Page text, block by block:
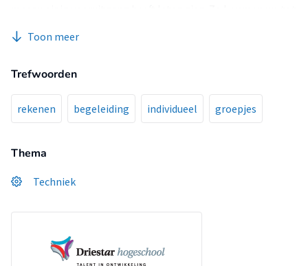
kinderen het meeste leereffect opbrengt.
Toon meer
Trefwoorden
rekenen begeleiding individueel groepjes
Thema
Techniek